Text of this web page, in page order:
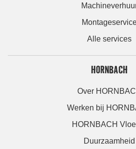
Alle services
HORNBACH
Over
Werken bij
HORNBACH
Duurzaamheid